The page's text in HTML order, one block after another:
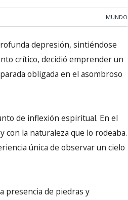
MUNDO
depresión, sintiéndose
crítico, decidió emprender un
obligada en el asombroso
de inflexión espiritual. En el
la naturaleza que lo rodeaba.
única de observar un cielo
presencia de piedras y